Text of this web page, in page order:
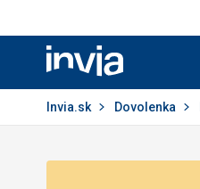
Invia.sk
Invia.sk Dovolenka